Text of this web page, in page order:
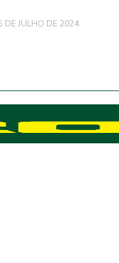
DE JULHO DE 2024